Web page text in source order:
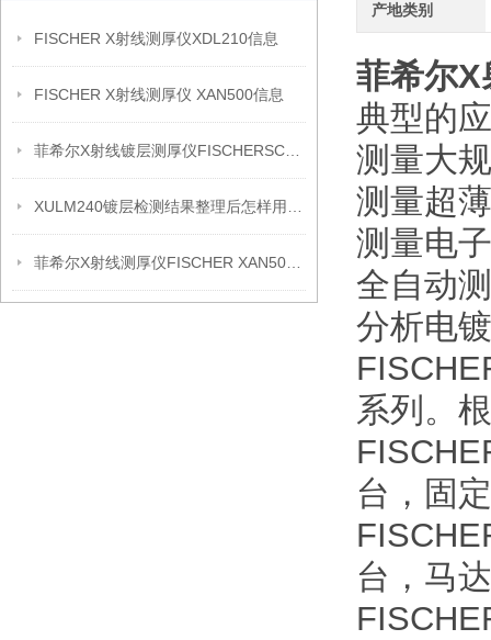
FISCHER X射线测厚仪XDL210信息
FISCHER X射线测厚仪 XAN500信息
产地类别
菲希尔X
典型的
测量大
测量超
测量电
全自动
分析电
系列。
台，固
台，马